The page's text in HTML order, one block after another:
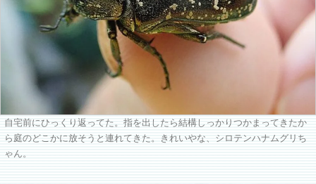
自宅前にひっくり返ってた。指を出したら結構しっかりつかまってきたか
ら庭のどこかに放そうと連れてきた。きれいやな、シロテンハナムグリち
ゃん。